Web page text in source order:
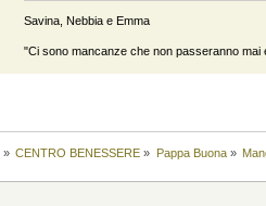
Savina, Nebbia e Emma
"Ci sono mancanze che non passeranno
» CENTRO BENESSERE » Pappa Buona»